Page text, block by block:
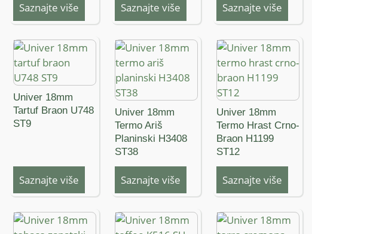
Saznajte više Saznajte više Saznajte više
Univer 18mm
Tartuf Braon U748
ST9
Saznajte više
Univer 18mm
Termo Ariš
Planinski H3408
ST38
Saznajte više
Univer 18mm
Termo Hrast Crno-
Braon H1199
ST12
Saznajte više